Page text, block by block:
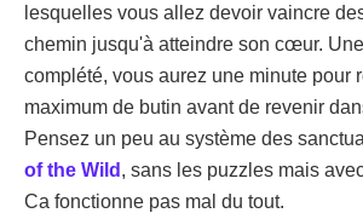
lesquelles vous allez devoir vaincre
chemin jusqu'à atteindre son cœur.
complété, vous aurez une minute pour
maximum de butin avant de revenir
Pensez un peu au système des
of the Wild , sans les puzzles mais
Ca fonctionne pas mal du tout.